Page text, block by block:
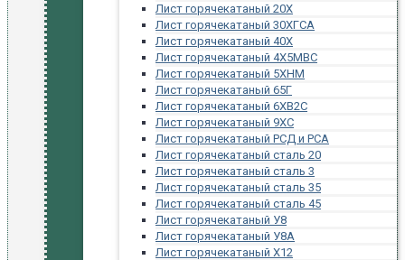
Лист горячекатаный 20Х
Лист горячекатаный 30ХГСА
Лист горячекатаный 40Х
Лист горячекатаный 4Х5МВС
Лист горячекатаный 5ХНМ
Лист горячекатаный 65Г
Лист горячекатаный 6ХВ2С
Лист горячекатаный 9ХС
Лист горячекатаный РСД и РСА
Лист горячекатаный сталь 20
Лист горячекатаный сталь 3
Лист горячекатаный сталь 35
Лист горячекатаный сталь 45
Лист горячекатаный У8
Лист горячекатаный У8А
Лист горячекатаный Х12